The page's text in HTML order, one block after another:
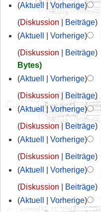
Aktuell
Vorherige
Diskussion
Beiträge
Aktuell
Vorherige
Diskussion
Beiträge
Bytes
Aktuell
Vorherige
Diskussion
Beiträge
Aktuell
Vorherige
Diskussion
Beiträge
Aktuell
Vorherige
Diskussion
Beiträge
Aktuell
Vorherige
Diskussion
Beiträge
Aktuell
Vorherige